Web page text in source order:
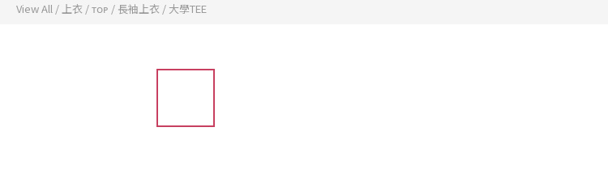
View All /上衣 / ᴛᴏᴘ / 長袖上衣 / 大學TEE